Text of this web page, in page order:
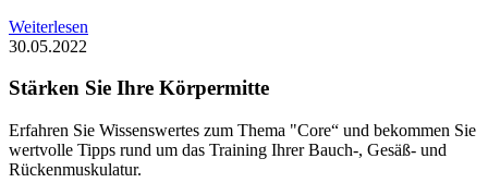
Weiterlesen
30.05.2022
Stärken Sie Ihre Körpermitte
Erfahren Sie Wissenswertes zum Thema "Core“ und bekommen Sie
wertvolle Tipps rund um das Training Ihrer Bauch-, Gesäß- und
Rückenmuskulatur.